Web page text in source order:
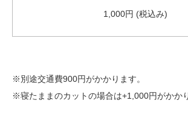
1,000円 (税込み)
※別途交通費900円がかかります。
※寝たままのカットの場合は+1,000円がかか